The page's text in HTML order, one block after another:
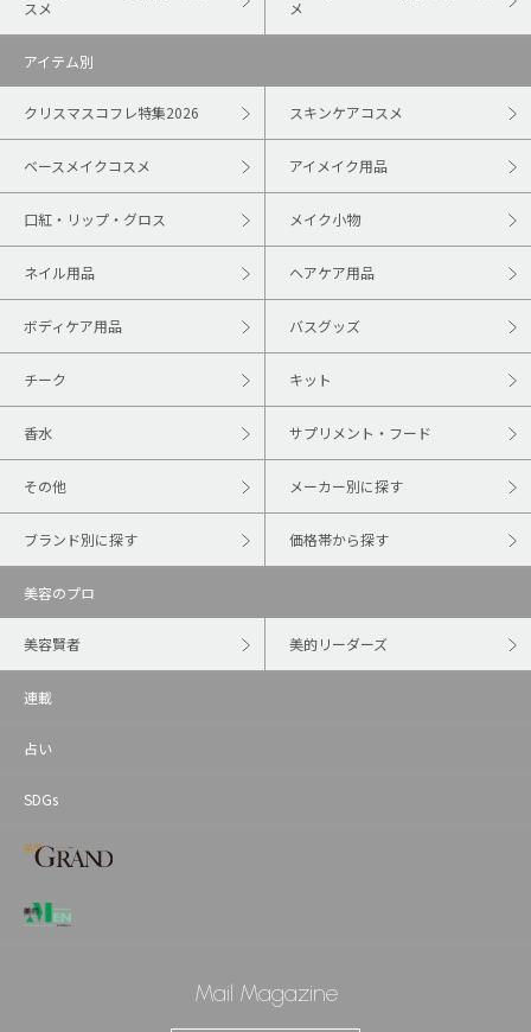
スメ
メ
アイテム別
クリスマスコフレ特集2026 スキンケアコスメ
ベースメイクコスメ アイメイク用品
口紅・リップ・グロス メイク小物
ネイル用品 ヘアケア用品
ボディケア用品 バスグッズ
チーク キット
香水 サプリメント・フード
その他 メーカー別に探す
ブランド別に探す 価格帯から探す
美容のプロ
美容賢者 美的リーダーズ
連載
占い
SDGs
Mail Magazine